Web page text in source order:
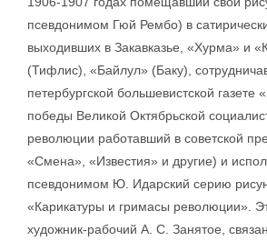
псевдонимом Гюй Рембо) в
выходивших в Закавказье, «Хурма» и
(Тифлис), «Байлул» (Баку),
петербургской большевистской газете
победы Великой Октябрьской
революции работавший в советской
«Смена», «Известия» и другие) и
псевдонимом Ю. Идарский серию
«Карикатуры и гримасы революции».
художник-рабочий А. С. Занятое,